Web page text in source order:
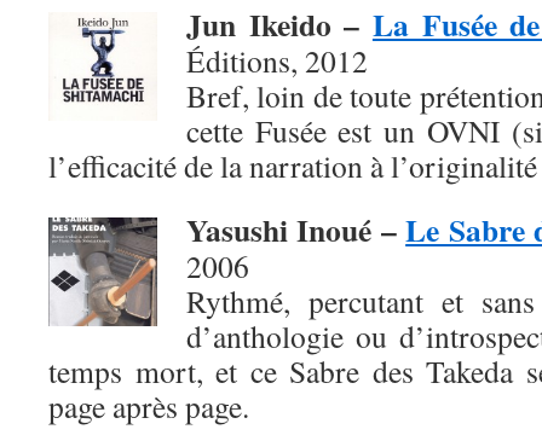
Jun Ikeido – La Fusée
Éditions, 2012
Bref, loin de toute
cette Fusée est un OVNI
l’efficacité de la narration à
Yasushi Inoué –Le Sabre
2006
Rythmé, percutant et
d’anthologie ou
temps mort, et ce Sabre des Takeda
page après page.